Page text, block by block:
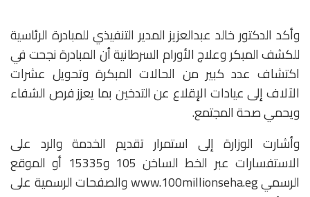
وأكد الدكتور خالد عبدالعزيز المدير التنفيذي للمبادرة الرئاسية
للكشف المبكر وعلاج الأورام السرطانية أن المبادرة نجحت في
اكتشاف عدد كبير من الحالات المبكرة وتحويل عشرات
الآلاف إلى عيادات الإقلاع عن التدخين بما يعزز فرص الشفاء
ويحمي صحة المجتمع.
وأشارت الوزارة إلى استمرار تقديم الخدمة والرد على
الاستفسارات عبر الخط الساخن 105 و15335 أو الموقع
الرسمي www.100millionseha.eg والصفحات الرسمية على